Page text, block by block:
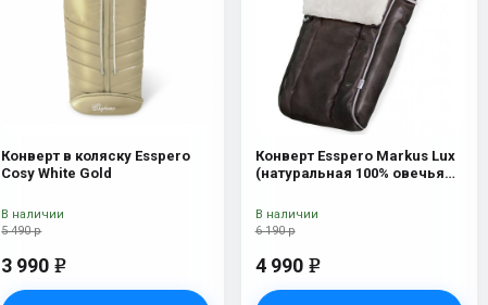
Конверт в коляску Esspero
Cosy White Gold
5 490 р
3 990 e
В наличии
Конверт Esspero Markus Lux
(натуральная 100% овечья
6 190 р
4 990 e
В наличии